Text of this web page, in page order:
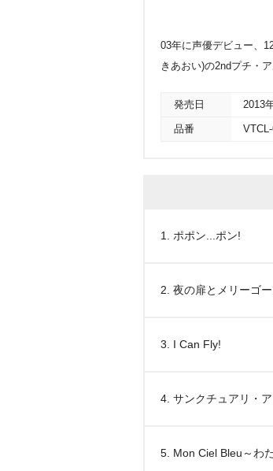
03年に声優デビュー、
きあおい)の2ndプチ・ア
発売日 2013
品番
1. ポポン...ポン!
2. 夜の扉とメリーゴ
3. I Can Fly!
4. サンクチュアリ・
5. Mon Ciel Bleu～わ